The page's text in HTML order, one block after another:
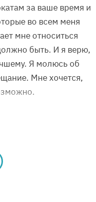
за ваше время и
во всем меня
мне относиться
быть. И я верю,
Я молюсь об
Мне хочется,